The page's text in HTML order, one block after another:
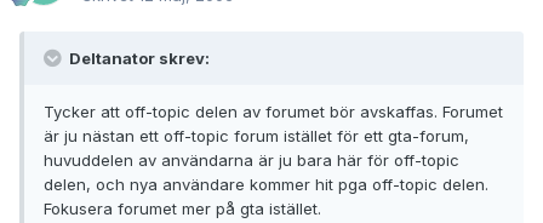
Deltanator skrev:
Tycker att off-topic delen av forumet bör avskaffas. Forumet
är ju nästan ett off-topic forum istället för ett gta-forum,
huvuddelen av användarna är ju bara här för off-topic
delen, och nya användare kommer hit pga off-topic delen.
Fokusera forumet mer på gta istället.